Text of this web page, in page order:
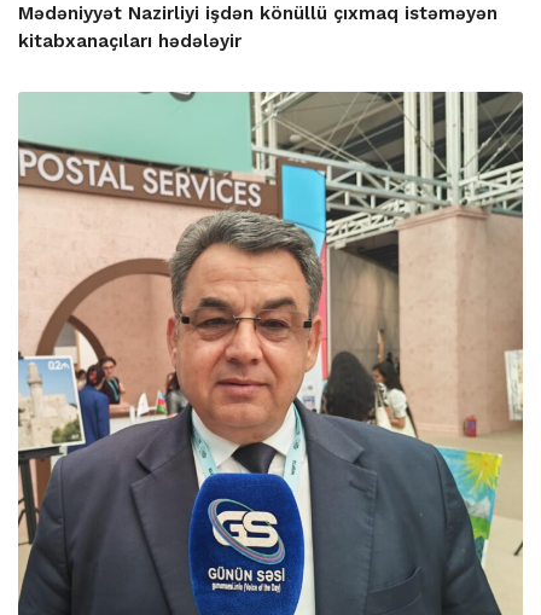
Mədəniyyət Nazirliyi işdən könüllü çıxmaq istəməyən
kitabxanaçıları hədələyir